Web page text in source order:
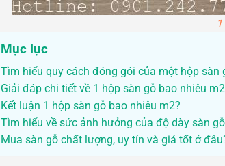
Mục lục
Tìm hiểu quy cách đóng gói của một hộp sàn
Giải đáp chi tiết về 1 hộp sàn gỗ bao nhiêu
Kết luận 1 hộp sàn gỗ bao nhiêu m2?
Tìm hiểu về sức ảnh hưởng của độ dày sàn
Mua sàn gỗ chất lượng, uy tín và giá tốt ở